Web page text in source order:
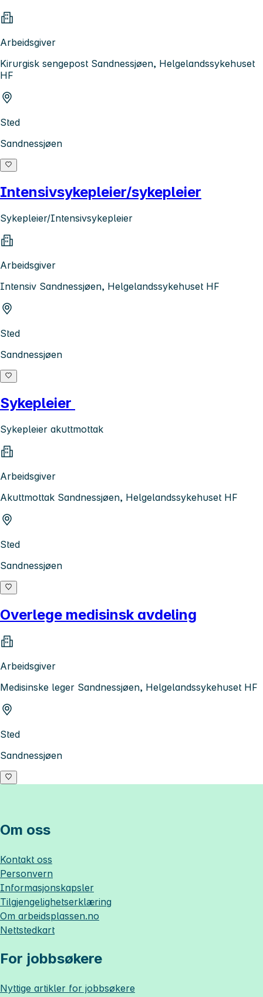
Arbeidsgiver
Kirurgisk sengepost Sandnessjøen, Helgelandssykehuset
HF
Sted
Sandnessjøen
Intensivsykepleier/sykepleier
Sykepleier/Intensivsykepleier
Arbeidsgiver
Intensiv Sandnessjøen, Helgelandssykehuset HF
Sted
Sandnessjøen
Sykepleier
Sykepleier akuttmottak
Arbeidsgiver
Akuttmottak Sandnessjøen, Helgelandssykehuset HF
Sted
Sandnessjøen
Overlege medisinsk avdeling
Arbeidsgiver
Medisinske leger Sandnessjøen, Helgelandssykehuset HF
Sted
Sandnessjøen
Om oss
Kontakt oss
Personvern
Informasjonskapsler
Tilgjengelighetserklæring
Om arbeidsplassen.no
Nettstedkart
For jobbsøkere
Nyttige artikler for jobbsøkere